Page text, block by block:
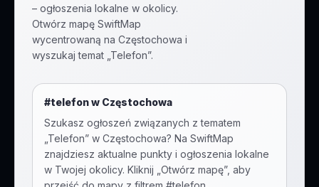
– ogłoszenia lokalne w okolicy.
Otwórz mapę SwiftMap
wycentrowaną na Częstochowa i
wyszukaj temat „Telefon”.
#telefonw Częstochowa
Szukasz ogłoszeń związanych z tematem
Telefon” w Częstochowa? Na SwiftMap
znajdziesz aktualne punkty i ogłoszenia lokalne
w Twojej okolicy. Kliknij „Otwórz mapę”, aby